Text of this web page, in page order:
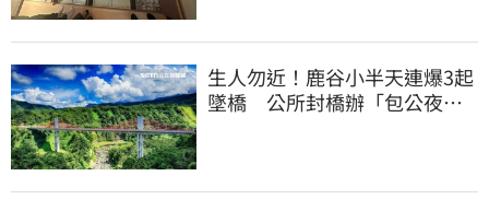
生人勿近！鹿谷小半天連爆3起
墜橋 公所封橋辦「包公夜